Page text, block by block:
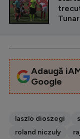
Adaugă
Google
laszlo dioszegi
roland niczuly